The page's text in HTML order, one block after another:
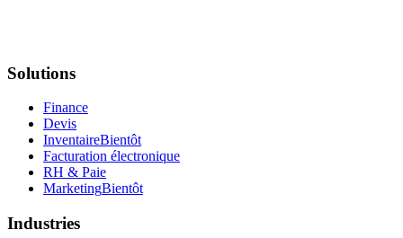
Solutions
Finance
Devis
InventaireBientôt
Facturation électronique
RH & Paie
MarketingBientôt
Industries